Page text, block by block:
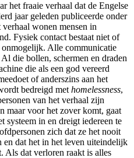
het fraaie verhaal dat de Engelse
jaar geleden publiceerde onder
verhaal wonen mensen in
Fysiek contact bestaat niet of
Alle communicatie
die bollen, schermen en draden
die als een god vereerd
of anderszins aan het
bedreigd met homelessness,
van het verhaal zijn
maar voor het zover komt, gaat
systeem in en dreigt iedereen te
zich dat ze het nooit
en dat het in het leven uiteindelijk
Als dat verloren raakt is alles